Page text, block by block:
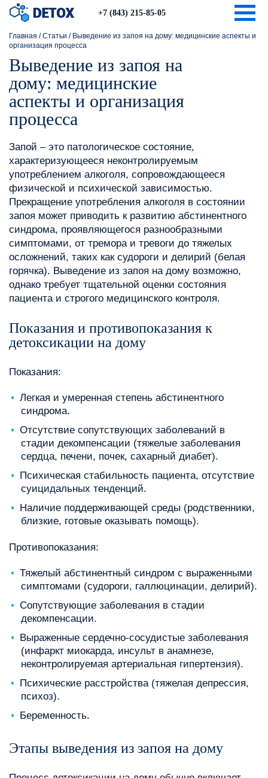
+7 (843) 215-85-05
Главная /Статьи / Выведение из запоя на дому: медицинские аспекты и
организация процесса
Выведение из запоя на
дому: медицинские
аспекты и организация
процесса
Запой – это патологическое состояние,
характеризующееся неконтролируемым
употреблением алкоголя, сопровождающееся
физической и психической зависимостью.
Прекращение употребления алкоголя в состоянии
запоя может приводить к развитию абстинентного
синдрома, проявляющегося разнообразными
симптомами, от тремора и тревоги до тяжелых
осложнений, таких как судороги и делирий (белая
горячка). Выведение из запоя на дому возможно,
однако требует тщательной оценки состояния
пациента и строгого медицинского контроля.
Показания и противопоказания к
детоксикации на дому
Показания:
Легкая и умеренная степень абстинентного
синдрома.
Отсутствие сопутствующих заболеваний в
стадии декомпенсации (тяжелые заболевания
сердца, печени, почек, сахарный диабет).
Психическая стабильность пациента, отсутствие
суицидальных тенденций.
Наличие поддерживающей среды (родственники,
близкие, готовые оказывать помощь).
Противопоказания:
Тяжелый абстинентный синдром с выраженными
симптомами (судороги, галлюцинации, делирий).
Сопутствующие заболевания в стадии
декомпенсации.
Выраженные сердечно-сосудистые заболевания
(инфаркт миокарда, инсульт в анамнезе,
неконтролируемая артериальная гипертензия).
Психические расстройства (тяжелая депрессия,
психоз).
Беременность.
Этапы выведения из запоя на дому